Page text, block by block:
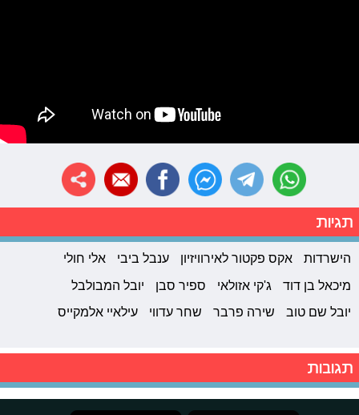
תגיות
הישרדות אקס פקטור לאירוויזיון ענבל ביבי
אלי חולי
מיכאל בן דוד
ג'קי אזולאי ספיר סבן
יובל המבולבל
יובל שם טוב
שירה פרבר שחר עדווי עילאיי אלמקייס
תגובות